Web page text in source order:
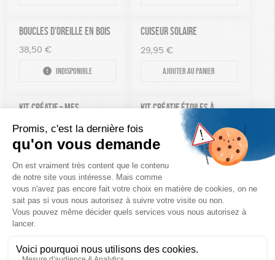
BOUCLES D’OREILLE EN BOIS
38,50 €
Indisponible
CUISEUR SOLAIRE
29,95 €
Ajouter au panier
KIT CRÉATIF – MES
13,90 €
Ajouter au panier
KIT CRÉATIF ÉTOILES À
12,90
Ajouter au panier
KIT CRÉATIF – MASQUES DE
LA JUNGLE
Indisponible
PUZZLE – LES ANIMAUX ET
LEUR PETIT
Ajouter au panier